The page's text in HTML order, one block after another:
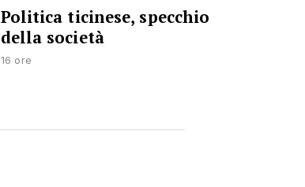
Politica ticinese, specchio
della società
16 ore